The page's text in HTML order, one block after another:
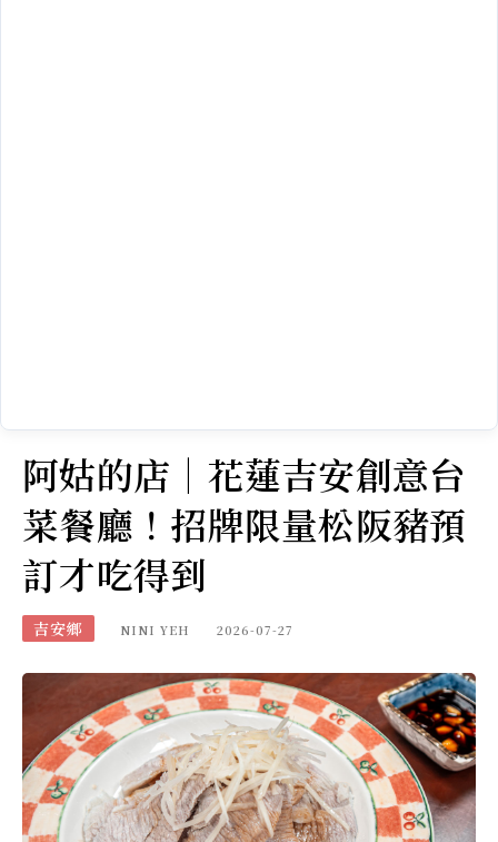
阿姑的店｜花蓮吉安創意台
菜餐廳！招牌限量松阪豬預
訂才吃得到
吉安鄉 NINI YEH 2026-07-27